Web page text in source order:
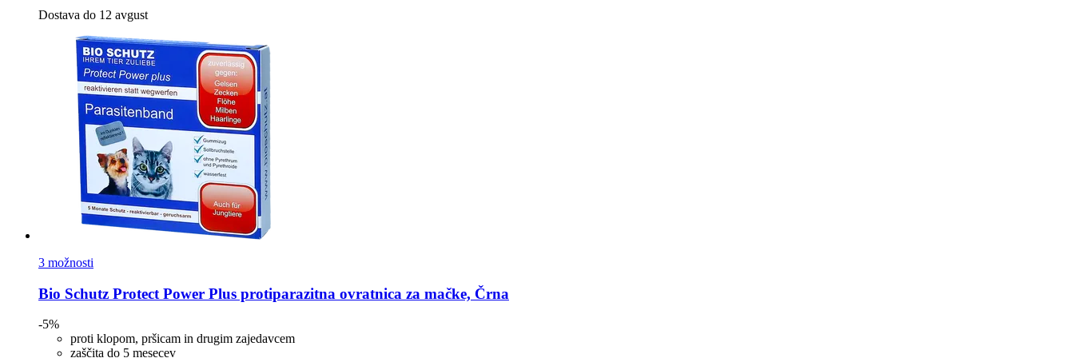
Dostava do 12 avgust
3 možnosti
Bio Schutz Protect Power Plus protiparazitna ovratnica za mačke, Črna
-5%
proti klopom, pršicam in drugim zajedavcem
zaščita do 5 mesecev